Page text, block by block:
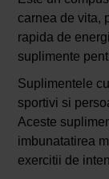
carnea de vita,
rapida de
suplimente
Suplimentele
sportivi si
Aceste
imbunatatirea
exercitii de